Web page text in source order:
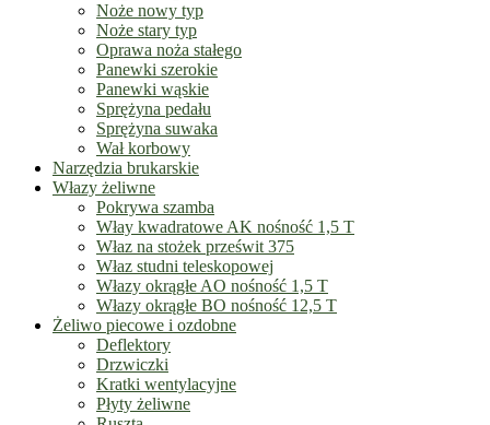
Noże nowy typ
Noże stary typ
Oprawa noża stałego
Panewki szerokie
Panewki wąskie
Sprężyna pedału
Sprężyna suwaka
Wał korbowy
Narzędzia brukarskie
Włazy żeliwne
Pokrywa szamba
Włay kwadratowe AK nośność 1,5 T
Właz na stożek prześwit 375
Właz studni teleskopowej
Włazy okrągłe AO nośność 1,5 T
Włazy okrągłe BO nośność 12,5 T
Żeliwo piecowe i ozdobne
Deflektory
Drzwiczki
Kratki wentylacyjne
Płyty żeliwne